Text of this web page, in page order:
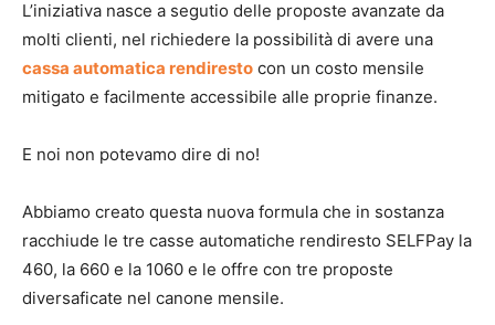
L’iniziativa nasce a segutio delle proposte avanzate da
molti clienti, nel richiedere la possibilità di avere una
cassa automatica rendiresto con un costo mensile
mitigato e facilmente accessibile alle proprie finanze.
E noi non potevamo dire di no!
Abbiamo creato questa nuova formula che in sostanza
racchiude le tre casse automatiche rendiresto SELFPay la
460, la 660 e la 1060 e le offre con tre proposte
diversaficate nel canone mensile.